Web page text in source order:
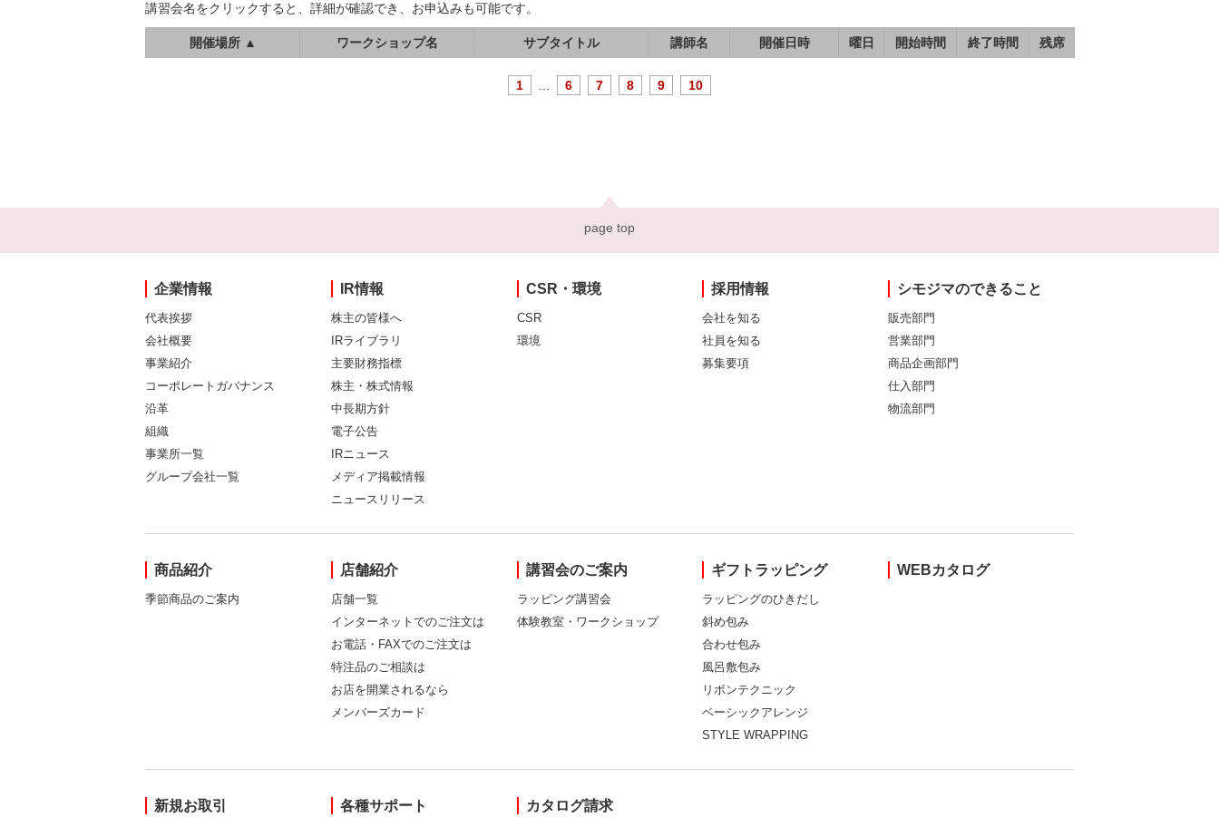
講習会名をクリックすると、詳細が確認でき、お申込みも可能です。
開催場所 ▲ ワークショップ名 サブタイトル 講師名 開催日時 曜日 開始時間 終了時間 残席
1 6 7 8 9 10
page top
企業情報
代表挨拶
会社概要
事業紹介
コーポレートガバナンス
沿革
組織
事業所一覧
グループ会社一覧
IR情報
株主の皆様へ
IRライブラリ
主要財務指標
株主・株式情報
中長期方針
電子公告
IRニュース
メディア掲載情報
ニュースリリース
CSR・環境
CSR
環境
採用情報
会社を知る
社員を知る
募集要項
シモジマのできること
販売部門
営業部門
商品企画部門
仕入部門
物流部門
商品紹介
季節商品のご案内
店舗紹介
店舗一覧
インターネットでのご注文は
お電話・FAXでのご注文は
特注品のご相談は
お店を開業されるなら
メンバーズカード
講習会のご案内
ラッピング講習会
体験教室・ワークショップ
ギフトラッピング
ラッピングのひきだし
斜め包み
合わせ包み
風呂敷包み
リボンテクニック
ベーシックアレンジ
STYLE WRAPPING
WEBカタログ
新規お取引 各種サポート カタログ請求